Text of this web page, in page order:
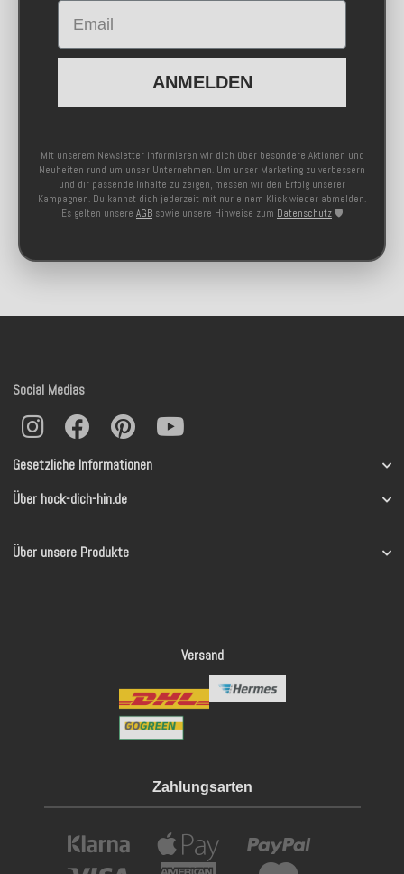
Email
ANMELDEN
Mit unserem Newsletter informieren wir dich über besondere Aktionen und
Neuheiten rund um unser Unternehmen. Um unser Marketing zu verbessern
und dir passende Inhalte zu zeigen, messen wir den Erfolg unserer
Kampagnen. Du kannst dich jederzeit mit nur einem Klick wieder abmelden.
Es gelten unsere AGB sowie unsere Hinweise zum Datenschutz 🛡️
Gesetzliche Informationen
Über hock-dich-hin.de
Über unsere Produkte
Social Medias
Versand
Zahlungsarten